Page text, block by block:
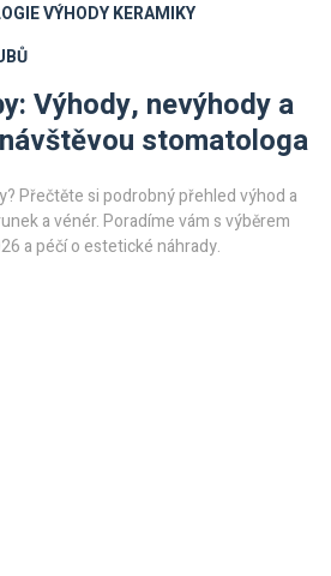
VÝHODY KERAMIKY
Výhody, nevýhody a
stomatologa
Přečtěte si podrobný přehled výhod a
a vénér. Poradíme vám s výběrem
a péčí o estetické náhrady.